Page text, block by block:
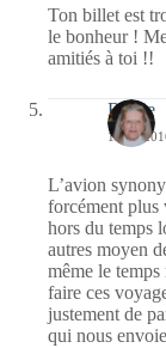
Ton billet est
le bonheur !
amitiés à toi !!
Renee
11/09/
L’avion
forcément plus
hors du temps
autres moyen
même le
faire ces
justement de
qui nous